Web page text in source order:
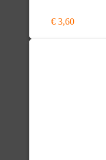
€ 3,60